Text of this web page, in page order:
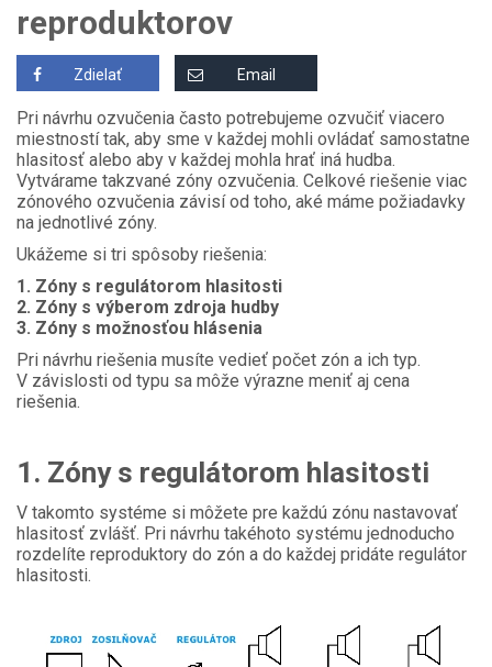
reproduktorov
Zdielať Email
Pri návrhu ozvučenia často potrebujeme ozvučiť viacero
miestností tak, aby sme v každej mohli ovládať samostatne
hlasitosť alebo aby v každej mohla hrať iná hudba.
Vytvárame takzvané zóny ozvučenia. Celkové riešenie viac
zónového ozvučenia závisí od toho, aké máme požiadavky
na jednotlivé zóny.
Ukážeme si tri spôsoby riešenia:
1. Zóny s regulátorom hlasitosti
2. Zóny s výberom zdroja hudby
3. Zóny s možnosťou hlásenia
Pri návrhu riešenia musíte vedieť počet zón a ich typ.
V závislosti od typu sa môže výrazne meniť aj cena
riešenia.
1. Zóny s regulátorom hlasitosti
V takomto systéme si môžete pre každú zónu nastavovať
hlasitosť zvlášť. Pri návrhu takéhoto systému jednoducho
rozdelíte reproduktory do zón a do každej pridáte regulátor
hlasitosti.